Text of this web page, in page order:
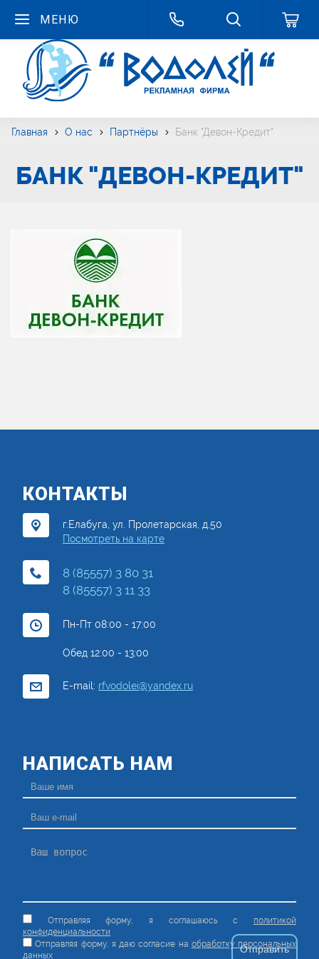
МЕНЮ
Главная О нас Партнёры Банк "Девон-Кредит"
БАНК "ДЕВОН-КРЕДИТ"
КОНТАКТЫ
г.Елабуга, ул. Пролетарская, д.50
Посмотреть на карте
8 (85557) 3 80 31
8 (85557) 3 11 33
Пн-Пт 08:00 - 17:00
Обед 12:00 - 13:00
E-mail: rfvodolei@yandex.ru
НАПИСАТЬ НАМ
Отправляя форму, я соглашаюсь c политикой
конфиденциальности
Отправляя форму, я даю согласие на обработку персональных
данных